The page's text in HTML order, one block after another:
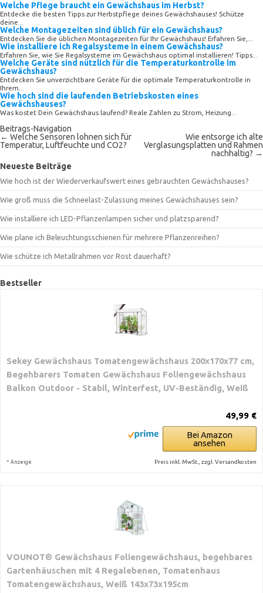
Welche Pflege braucht ein Gewächshaus im Herbst?
Entdecke die besten Tipps zur Herbstpflege deines Gewächshauses! Schütze
deine...
Welche Montagezeiten sind üblich für ein Gewächshaus?
Entdecken Sie die üblichen Montagezeiten für Ihr Gewächshaus! Erfahren Sie,...
Wie installiere ich Regalsysteme in einem Gewächshaus?
Erfahren Sie, wie Sie Regalsysteme im Gewächshaus optimal installieren! Tipps...
Welche Geräte sind nützlich für die Temperaturkontrolle im
Gewächshaus?
Entdecken Sie unverzichtbare Geräte für die optimale Temperaturkontrolle in
Ihrem...
Wie hoch sind die laufenden Betriebskosten eines
Gewächshauses?
Was kostet Dein Gewächshaus laufend? Reale Zahlen zu Strom, Heizung...
Beitrags-Navigation
← Welche Sensoren lohnen sich für
Temperatur, Luftfeuchte und CO2?
Wie entsorge ich alte
Verglasungsplatten und Rahmen
nachhaltig? →
Neueste Beiträge
Wie hoch ist der Wiederverkaufswert eines gebrauchten Gewächshauses?
Wie groß muss die Schneelast-Zulassung meines Gewächshauses sein?
Wie installiere ich LED-Pflanzenlampen sicher und platzsparend?
Wie plane ich Beleuchtungsschienen für mehrere Pflanzenreihen?
Wie schütze ich Metallrahmen vor Rost dauerhaft?
Bestseller
Sekey Gewächshaus Tomatengewächshaus 200x170x77 cm,
Begehbarers Tomaten Gewächshaus Foliengewächshaus
Balkon Outdoor - Stabil, Winterfest, UV-Beständig, Weiß
49,99 €
Bei Amazon
ansehen
* Anzeige Preis inkl. MwSt., zzgl. Versandkosten
VOUNOT® Gewächshaus Foliengewächshaus, begehbares
Gartenhäuschen mit 4 Regalebenen, Tomatenhaus
Tomatengewächshaus, Weiß 143x73x195cm